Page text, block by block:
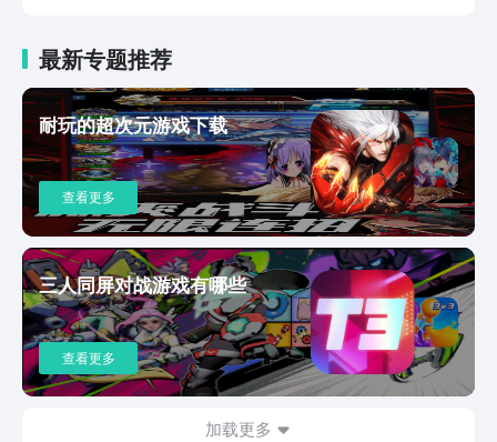
混战中体验爽快吃鸡玩法，通过击败敌人和收集资源不断
强化实力，争夺最终胜利。武道会模式则为1V1擂台竞
技，玩家可以感受忍术、体术、灵力与气功的极限碰撞。
咒术高专交流会为3V3合作模式，玩家需猎杀咒灵、攒积
分，同时还要防范敌方的突袭，率先燃烧咒符或者积分领
先即可取得胜利。卷轴争夺战同样是3V3对抗，玩家通过
收集散落卷轴或击败对手抢夺资源，集齐目标卷轴并坚持
到战斗结束才能获得最终胜利。新版本的漫画群星大集结
操作简便，节奏紧凑，3V3团队对战一般只需三分钟即可
完成，充分考验玩家的默契配合和战术安排。JUMP全明
星角色悉数登场，本命英雄随时上阵，玩家可以跨次元组
建战队，享受爽快连招和技能释放带来的快感。目前漫画
群星大集结下载地址已经放在上面了，获取游戏测试包并
不是难事，关键在于是否获得了资格，如果没能抢到这次
先导测试的资格，可以先在九游app预约，关注这个专
题，后续有测试乃至公测的消息，会同步给大家。
最新专题推荐
耐玩的超次元游戏下载
查看更多
三人同屏对战游戏有哪些
查看更多
加载更多